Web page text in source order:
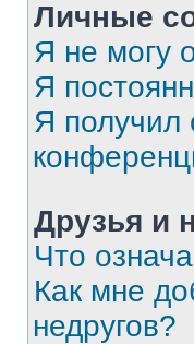
Личные
Я не могу
Я
Я получил
Друзья и
Что
Как мне
недругов?